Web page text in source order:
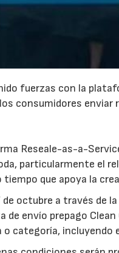
fuerzas con la
consumidores
Reseale-as-a-
particularmente el
que apoya la
octubre a través de
de envío prepago
categoría, incluyendo